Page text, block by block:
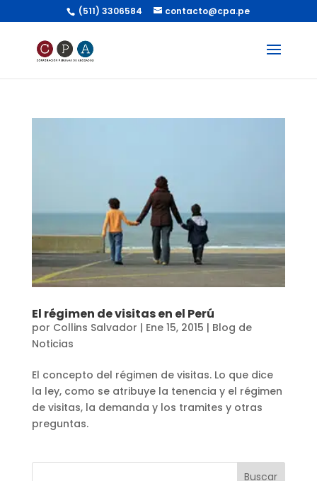
(511) 3306584 contacto@cpa.pe
El régimen de visitas en el Perú
por Collins Salvador | Ene 15, 2015 | Blog de
Noticias
El concepto del régimen de visitas. Lo que dice
la ley, como se atribuye la tenencia y el régimen
de visitas, la demanda y los tramites y otras
preguntas.